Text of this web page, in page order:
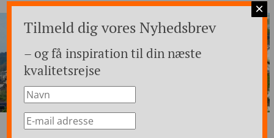
Tilmeld dig vores Nyhedsbrev
– og få inspiration til din næste
kvalitetsrejse
×